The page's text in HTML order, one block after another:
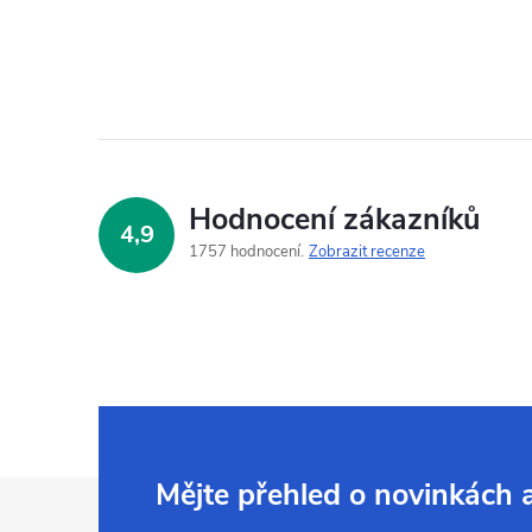
4,9 Hodnocení zákazníků
1757 hodnocení Zobrazit recenze
Mějte přehled o novinkách